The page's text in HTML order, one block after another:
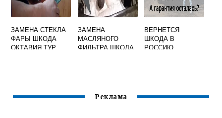
ЗАМЕНА СТЕКЛА
ФАРЫ ШКОДА
ОКТАВИЯ ТУР
ЗАМЕНА
МАСЛЯНОГО
ФИЛЬТРА ШКОДА
ВЕРНЕТСЯ
ШКОДА В
РОССИЮ
Реклама